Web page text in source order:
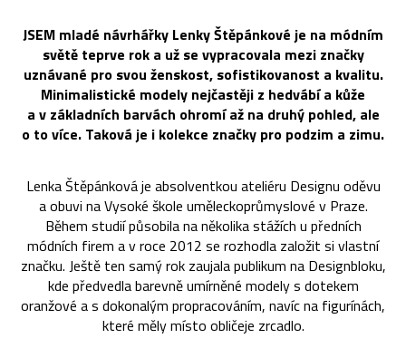
JSEM mladé návrhářky Lenky Štěpánkové je na módním
světě teprve rok a už se vypracovala mezi značky
uznávané pro svou ženskost, sofistikovanost a kvalitu.
Minimalistické modely nejčastěji z hedvábí a kůže
a v základních barvách ohromí až na druhý pohled, ale
o to více. Taková je i kolekce značky pro podzim a zimu.
Lenka Štěpánková je absolventkou ateliéru Designu oděvu
a obuvi na Vysoké škole uměleckoprůmyslové v Praze.
Během studií působila na několika stážích u předních
módních firem a v roce 2012 se rozhodla založit si vlastní
značku. Ještě ten samý rok zaujala publikum na Designbloku,
kde předvedla barevně umírněné modely s dotekem
oranžové a s dokonalým propracováním, navíc na figurínách,
které měly místo obličeje zrcadlo.